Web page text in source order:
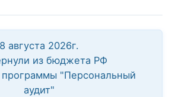
8 августа 2026г.
из бюджета РФ
программы "Персональный
аудит"